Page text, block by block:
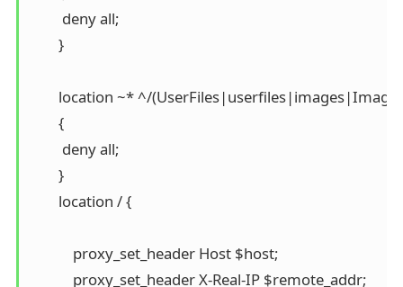
         deny all;
        }
location ~* ^/
        {
         deny all;
        }
        location / {
            proxy_set_header Host $host;
            proxy_set_header X-Real-IP $remote_addr;